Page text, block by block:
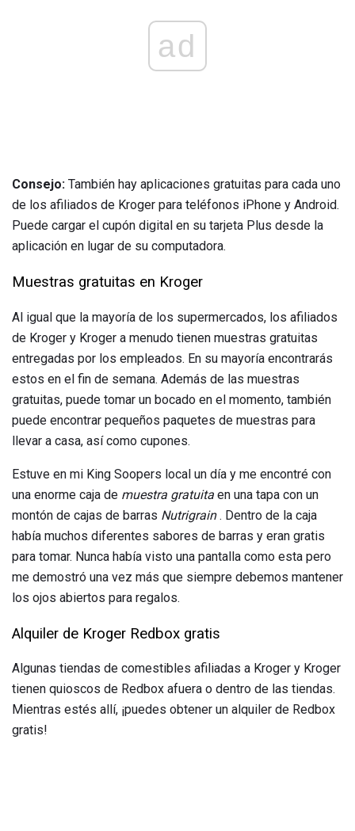
ad
Consejo: También hay aplicaciones gratuitas para cada uno
de los afiliados de Kroger para teléfonos iPhone y Android.
Puede cargar el cupón digital en su tarjeta Plus desde la
aplicación en lugar de su computadora.
Muestras gratuitas en Kroger
Al igual que la mayoría de los supermercados, los afiliados
de Kroger y Kroger a menudo tienen muestras gratuitas
entregadas por los empleados. En su mayoría encontrarás
estos en el fin de semana. Además de las muestras
gratuitas, puede tomar un bocado en el momento, también
puede encontrar pequeños paquetes de muestras para
llevar a casa, así como cupones.
Estuve en mi King Soopers local un día y me encontré con
una enorme caja de muestra gratuita en una tapa con un
montón de cajas de barras Nutrigrain. Dentro de la caja
había muchos diferentes sabores de barras y eran gratis
para tomar. Nunca había visto una pantalla como esta pero
me demostró una vez más que siempre debemos mantener
los ojos abiertos para regalos.
Alquiler de Kroger Redbox gratis
Algunas tiendas de comestibles afiliadas a Kroger y Kroger
tienen quioscos de Redbox afuera o dentro de las tiendas.
Mientras estés allí, ¡puedes obtener un alquiler de Redbox
gratis!